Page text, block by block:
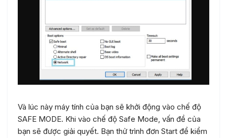
Và lúc này máy tính của bạn sẽ khởi động vào chế độ
SAFE MODE. Khi vào chế độ Safe Mode, vấn đề của
bạn sẽ được giải quyết. Bạn thử trình đơn Start để kiểm